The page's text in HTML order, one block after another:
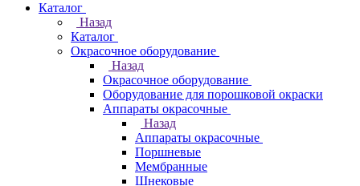
Каталог
Назад
Каталог
Окрасочное оборудование
Назад
Окрасочное оборудование
Оборудование для порошковой окраски
Аппараты окрасочные
Назад
Аппараты окрасочные
Поршневые
Мембранные
Шнековые